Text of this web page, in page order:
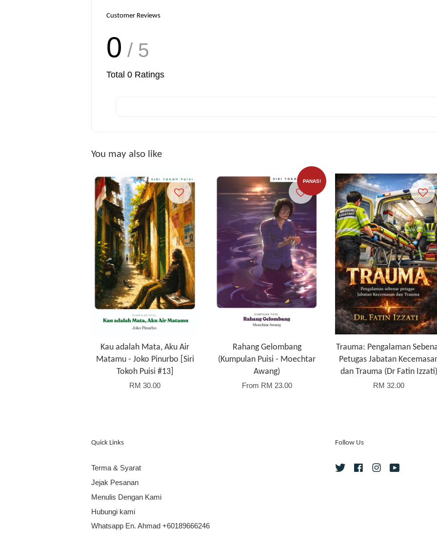
Customer Reviews
0 / 5
Total 0 Ratings
You may also like
Kau adalah Mata, Aku Air
Matamu - Joko Pinurbo [Siri
Tokoh Puisi #13]
RM 30.00
PANAS!
Rahang Gelombang
(Kumpulan Puisi - Moechtar
Awang)
From RM 23.00
Trauma: Pengalaman
Petugas Jabatan
dan Trauma (Dr Fatin Izzati)
RM 32.00
Quick Links
Terma & Syarat
Jejak Pesanan
Menulis Dengan Kami
Hubungi kami
Whatsapp En. Ahmad +60189666246
Follow Us
Twitter FacebookInstagram